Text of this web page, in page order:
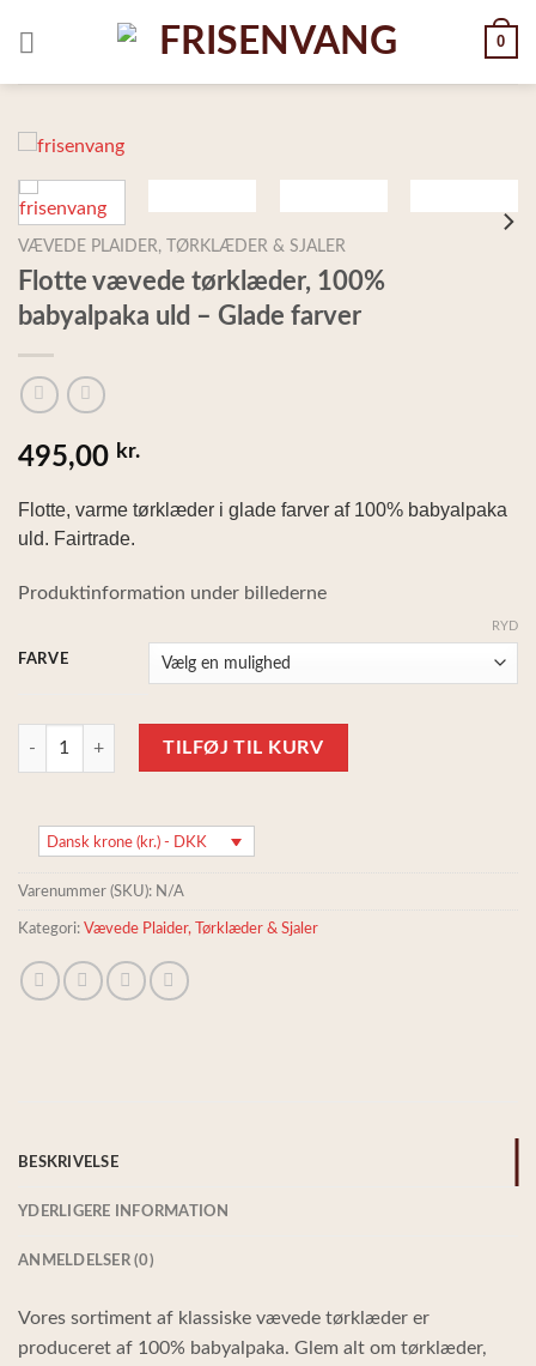
0
VÆVEDE PLAIDER, TØRKLÆDER & SJALER
Flotte vævede tørklæder, 100%
babyalpaka uld – Glade farver
495,00 kr.
Flotte, varme tørklæder i glade farver af 100% babyalpaka
uld. Fairtrade.
Produktinformation under billederne
FARVE
RYD
Flotte vævede tørklæder, 100% babyalpaka uld - Glade farver antal
TILFØJ TIL KURV
Dansk krone (kr.) - DKK
Varenummer (SKU): N/A
Kategori: Vævede Plaider, Tørklæder & Sjaler
BESKRIVELSE
YDERLIGERE INFORMATION
ANMELDELSER (0)
Vores sortiment af klassiske vævede tørklæder er
produceret af 100% babyalpaka. Glem alt om tørklæder,